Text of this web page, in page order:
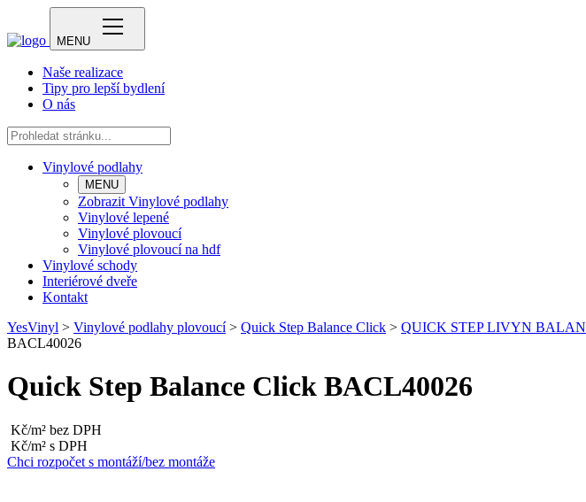
MENU
Naše realizace
Tipy pro lepší bydlení
O nás
Vinylové podlahy
MENU
Zobrazit Vinylové podlahy
Vinylové lepené
Vinylové plovoucí
Vinylové plovoucí na hdf
Vinylové schody
Interiérové dveře
Kontakt
YesVinyl > Vinylové podlahy plovoucí> Quick Step Balance Click > QUICK STEP LIVYN
BACL40026
Quick Step Balance Click BACL40026
Kč/m² bez DPH
Kč/m² s DPH
Chci rozpočet s montáží/bez montáže